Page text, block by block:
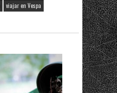
viajar en Vespa